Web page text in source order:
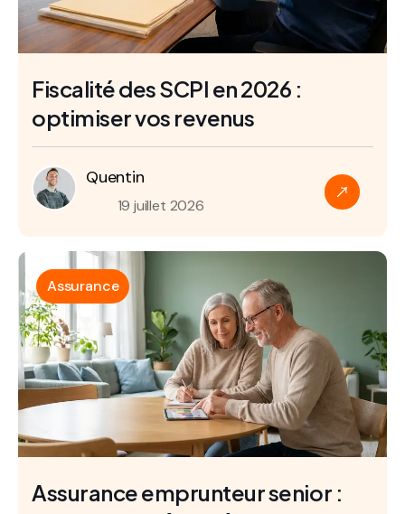
Fiscalité des SCPI en 2026 :
optimiser vos revenus
Quentin
19 juillet 2026
Assurance
Assurance emprunteur senior :